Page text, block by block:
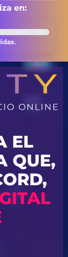
en:
EL
QUE,